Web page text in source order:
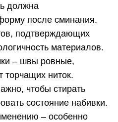
должна
после сминания.
подтверждающих
материалов.
– швы ровные,
торчащих ниток.
чтобы стирать
состояние набивки.
– особенно